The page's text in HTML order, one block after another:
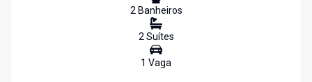
2Banheiros
2Suítes
1 Vaga